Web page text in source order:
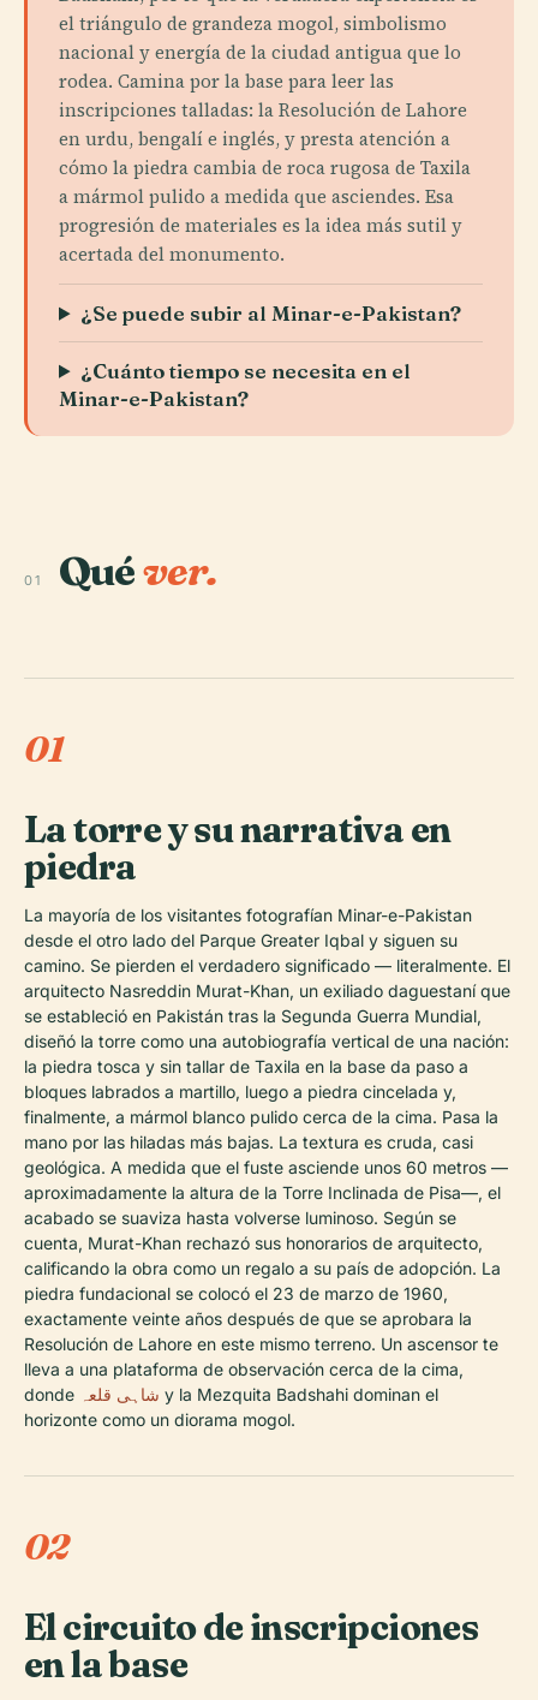
el triángulo de grandeza mogol, simbolismo
nacional y energía de la ciudad antigua que lo
rodea. Camina por la base para leer las
inscripciones talladas: la Resolución de Lahore
en urdu, bengalí e inglés, y presta atención a
cómo la piedra cambia de roca rugosa de Taxila
a mármol pulido a medida que asciendes. Esa
progresión de materiales es la idea más sutil y
acertada del monumento.
¿Se puede subir al Minar-e-Pakistan?
¿Cuánto tiempo se necesita en el
Minar-e-Pakistan?
01 Quéver.
01
La torre y su narrativa en
piedra
La mayoría de los visitantes fotografían Minar-e-Pakistan
desde el otro lado del Parque Greater Iqbal y siguen su
camino. Se pierden el verdadero significado — literalmente. El
arquitecto Nasreddin Murat-Khan, un exiliado daguestaní que
se estableció en Pakistán tras la Segunda Guerra Mundial,
diseñó la torre como una autobiografía vertical de una nación:
la piedra tosca y sin tallar de Taxila en la base da paso a
bloques labrados a martillo, luego a piedra cincelada y,
finalmente, a mármol blanco pulido cerca de la cima. Pasa la
mano por las hiladas más bajas. La textura es cruda, casi
geológica. A medida que el fuste asciende unos 60 metros —
aproximadamente la altura de la Torre Inclinada de Pisa—, el
acabado se suaviza hasta volverse luminoso. Según se
cuenta, Murat-Khan rechazó sus honorarios de arquitecto,
calificando la obra como un regalo a su país de adopción. La
piedra fundacional se colocó el 23 de marzo de 1960,
exactamente veinte años después de que se aprobara la
Resolución de Lahore en este mismo terreno. Un ascensor te
lleva a una plataforma de observación cerca de la cima,
donde
شاہی قلعہ y la Mezquita Badshahi dominan el
horizonte como un diorama mogol.
02
El circuito de inscripciones
en la base